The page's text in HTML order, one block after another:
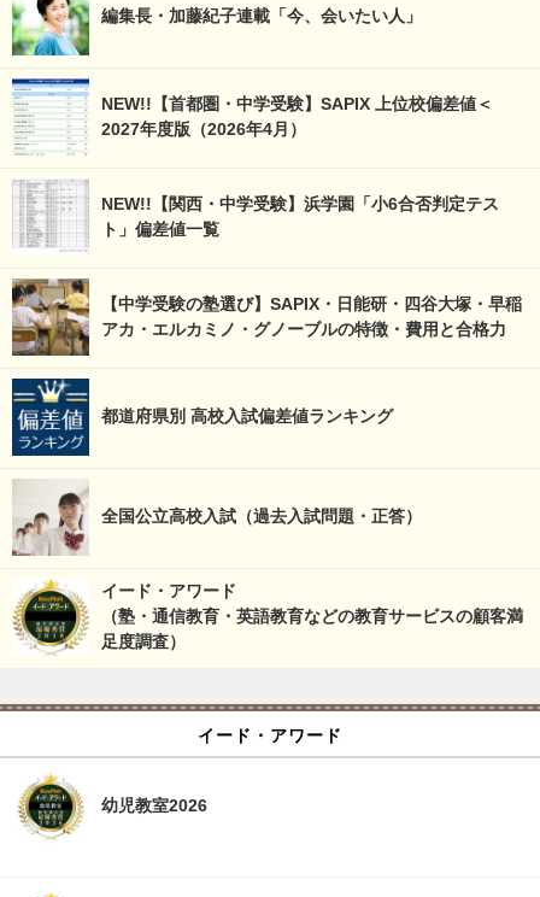
編集長・加藤紀子連載「今、会いたい人」
NEW!!【首都圏・中学受験】SAPIX 上位校偏差値＜
2027年度版（2026年4月）
NEW!!【関西・中学受験】浜学園「小6合否判定テス
ト」偏差値一覧
【中学受験の塾選び】SAPIX・日能研・四谷大塚・早稲
アカ・エルカミノ・グノーブルの特徴・費用と合格力
都道府県別 高校入試偏差値ランキング
全国公立高校入試（過去入試問題・正答）
イード・アワード
（塾・通信教育・英語教育などの教育サービスの顧客満
足度調査）
イード・アワード
幼児教室2026